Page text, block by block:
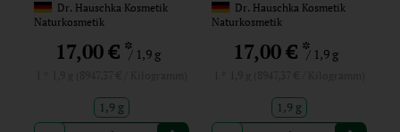
Dr. Hauschka Kosmetik
Naturkosmetik
17,00 €*/ 1,9 g
1,9 g
Dr. Hauschka Kosmetik
Naturkosmetik
17,00 €*/ 1,9 g
1,9 g